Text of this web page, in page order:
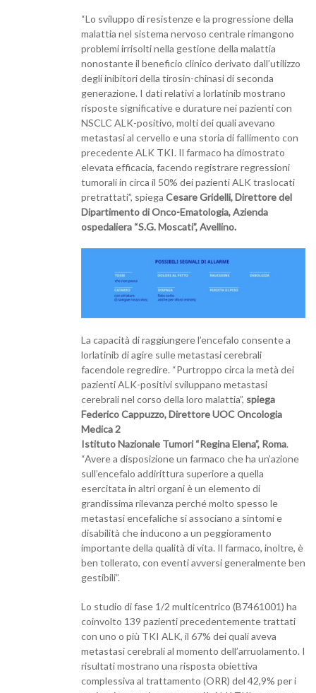
“Lo sviluppo di resistenze e la progressione della
malattia nel sistema nervoso centrale rimangono
problemi irrisolti nella gestione della malattia
nonostante il beneficio clinico derivato dall’utilizzo
degli inibitori della tirosin-chinasi di seconda
generazione. I dati relativi a lorlatinib mostrano
risposte significative e durature nei pazienti con
NSCLC ALK-positivo, molti dei quali avevano
metastasi al cervello e una storia di fallimento con
precedente ALK TKI. Il farmaco ha dimostrato
elevata efficacia, facendo registrare regressioni
tumorali in circa il 50% dei pazienti ALK traslocati
pretrattati”, spiega Cesare Gridelli,Direttore del
Dipartimento di Onco-Ematologia, Azienda
ospedaliera “S.G. Moscati”, Avellino.
La capacità di raggiungere l’encefalo consente a
lorlatinib di agire sulle metastasi cerebrali
facendole regredire. “Purtroppo circa la metà dei
pazienti ALK-positivi sviluppano metastasi
cerebrali nel corso della loro malattia”, spiega
Federico Cappuzzo, Direttore UOC Oncologia
Medica 2
Istituto Nazionale Tumori “Regina Elena”, Roma.
“Avere a disposizione un farmaco che ha un’azione
sull’encefalo addirittura superiore a quella
esercitata in altri organi è un elemento di
grandissima rilevanza perché molto spesso le
metastasi encefaliche si associano a sintomi e
disabilità che inducono a un peggioramento
importante della qualità di vita. Il farmaco, inoltre, è
ben tollerato, con eventi avversi generalmente ben
gestibili”.
Lo studio di fase 1/2 multicentrico (B7461001) ha
coinvolto 139 pazienti precedentemente trattati
con uno o più TKI ALK, il 67% dei quali aveva
metastasi cerebrali al momento dell’arruolamento. I
risultati mostrano una risposta obiettiva
complessiva al trattamento (ORR) del 42,9% per i